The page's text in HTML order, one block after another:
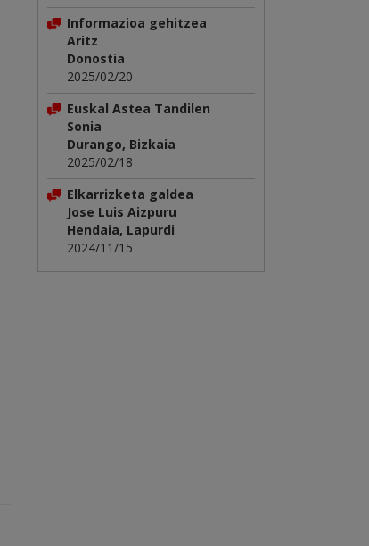
Informazioa gehitzea
Aritz
Donostia
2025/02/20
Euskal Astea Tandilen
Sonia
Durango, Bizkaia
2025/02/18
Elkarrizketa galdea
Jose Luis Aizpuru
Hendaia, Lapurdi
2024/11/15